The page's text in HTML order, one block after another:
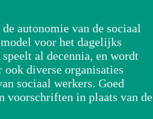
autonomie van de sociaal
voor het dagelijks
al decennia, en wordt
ook diverse organisaties
sociaal werkers. Goed
voorschriften in plaats van de